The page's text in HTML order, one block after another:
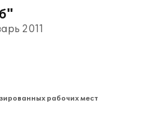
2011
рабочих мест